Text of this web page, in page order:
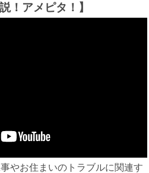
！アメピタ！】
やお住まいのトラブルに関連す